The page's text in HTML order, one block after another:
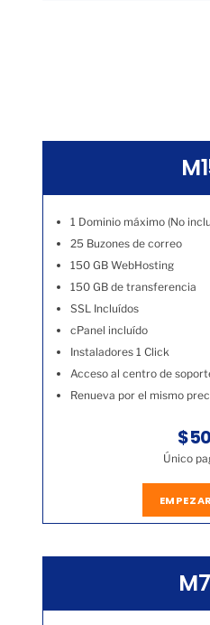
1 Dominio máximo (No
25 Buzones de correo
150 GB WebHosting
150 GB de transferencia
SSL Incluídos
cPanel incluído
Instaladores 1 Click
Acceso al centro de
Renueva por el mismo
Único